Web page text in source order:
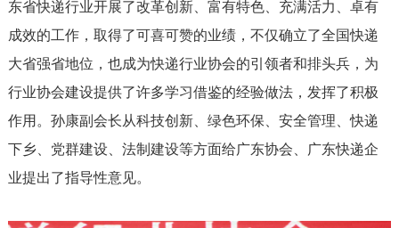
东省快递行业开展了改革创新、富有特色、充满活力、卓有
成效的工作，取得了可喜可赞的业绩，不仅确立了全国快递
大省强省地位，也成为快递行业协会的引领者和排头兵，为
行业协会建设提供了许多学习借鉴的经验做法，发挥了积极
作用。孙康副会长从科技创新、绿色环保、安全管理、快递
下乡、党群建设、法制建设等方面给广东协会、广东快递企
业提出了指导性意见。